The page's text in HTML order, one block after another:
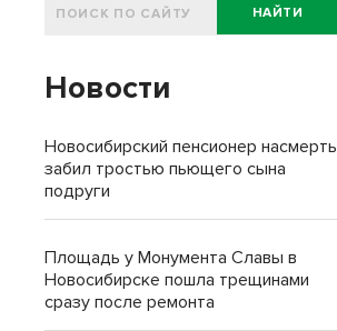
НАЙТИ
Новости
Новосибирский пенсионер насмерть
забил тростью пьющего сына
подруги
Площадь у Монумента Славы в
Новосибирске пошла трещинами
сразу после ремонта